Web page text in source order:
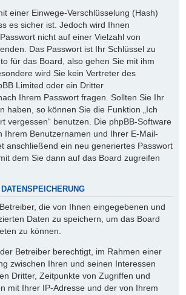
einer Einwege-Verschlüsselung (Hash)
es sicher ist. Jedoch wird Ihnen
nicht auf einer Vielzahl von
Das Passwort ist Ihr Schlüssel zu
für das Board, also gehen Sie mit ihm
wird Sie kein Vertreter des
Limited oder ein Dritter
Ihrem Passwort fragen. Sollten Sie Ihr
haben, so können Sie die Funktion „Ich
vergessen“ benutzen. Die phpBB-Software
Ihrem Benutzernamen und Ihrer E-Mail-
anschließend ein neu generiertes Passwort
dem Sie dann auf das Board zugreifen
die von Ihnen eingegebenen und
Daten zu speichern, um das Board
zu können.
Betreiber berechtigt, im Rahmen einer
zwischen Ihren und seinen Interessen
Dritter, Zeitpunkte von Zugriffen und
mit Ihrer IP-Adresse und der von Ihrem